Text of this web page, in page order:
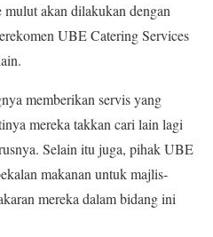
akan dilakukan dengan
UBE Catering Services
memberikan servis yang
mereka takkan cari lain lagi
Selain itu juga, pihak UBE
makanan untuk majlis-
mereka dalam bidang ini